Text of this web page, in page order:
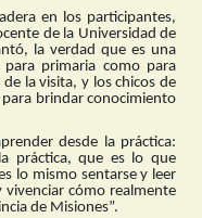
en los participantes,
de la Universidad de
la verdad que es una
primaria como para
la visita, y los chicos de
brindar conocimiento
desde la práctica:
práctica, que es lo que
lo mismo sentarse y leer
cómo realmente
de Misiones”.